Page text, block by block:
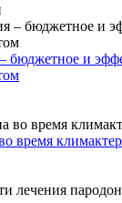
бюджетное и
время